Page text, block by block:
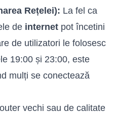
Rețelei): La fel ca
de internet pot încetini
de utilizatori le folosesc
19:00 și 23:00, este
mulți se conectează
vechi sau de calitate